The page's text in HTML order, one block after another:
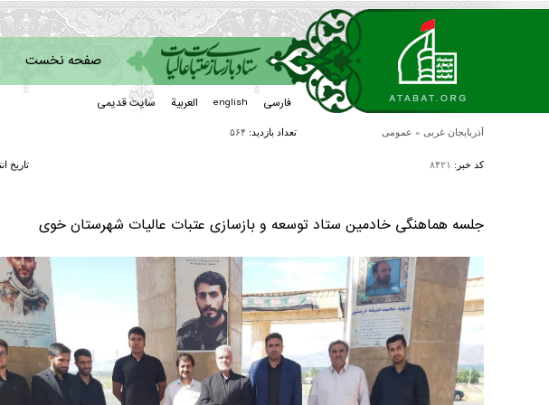
صفحه نخست
سامانه خادمان فارسی english العربیة سایت قدیمی
آذربایجان غربی » عمومی تعداد بازدید: ۵۶۴
کد خبر: ۸۴۲۱ تاریخ
جلسه هماهنگی خادمین ستاد توسعه و بازسازی عتبات عالیات شهرستان خوی